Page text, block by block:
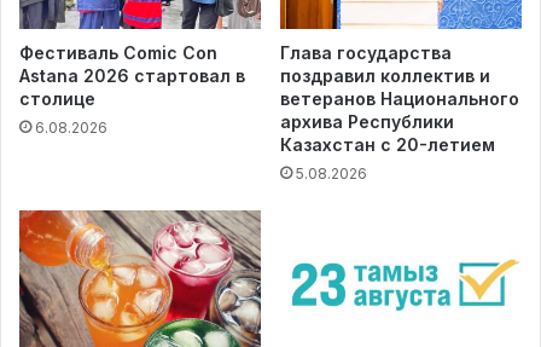
Фестиваль Comic Con
Astana 2026 стартовал в
столице
6.08.2026
Глава государства
поздравил коллектив и
ветеранов Национального
архива Республики
Казахстан с 20-летием
5.08.2026